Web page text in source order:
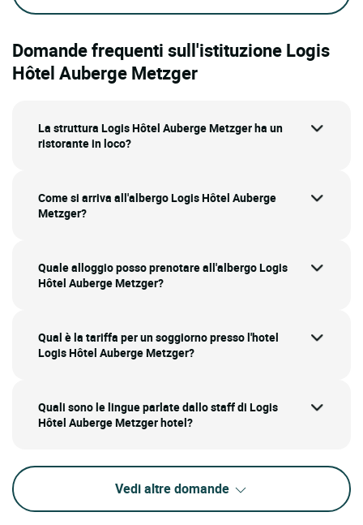
Domande frequenti sull'istituzione Logis
Hôtel Auberge Metzger
La struttura Logis Hôtel Auberge Metzger ha un
ristorante in loco?
Come si arriva all'albergo Logis Hôtel Auberge
Metzger?
Quale alloggio posso prenotare all'albergo Logis
Hôtel Auberge Metzger?
Qual è la tariffa per un soggiorno presso l'hotel
Logis Hôtel Auberge Metzger?
Quali sono le lingue parlate dallo staff di Logis
Hôtel Auberge Metzger hotel?
Vedi altre domande